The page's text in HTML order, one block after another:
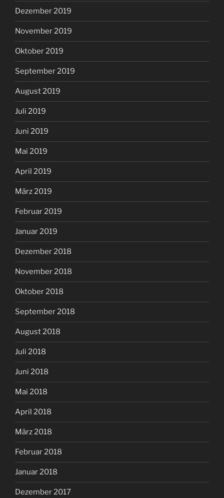
Dezember 2019
November 2019
Oktober 2019
September 2019
August 2019
Juli 2019
Juni 2019
Mai 2019
April 2019
März 2019
Februar 2019
Januar 2019
Dezember 2018
November 2018
Oktober 2018
September 2018
August 2018
Juli 2018
Juni 2018
Mai 2018
April 2018
März 2018
Februar 2018
Januar 2018
Dezember 2017